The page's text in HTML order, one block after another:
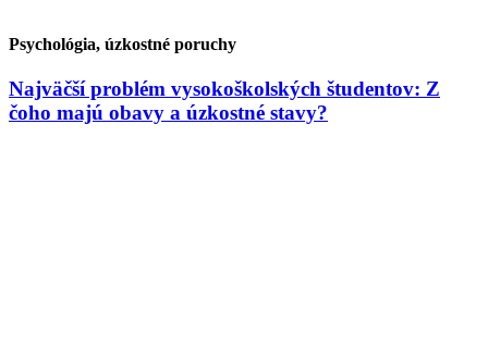
Psychológia, úzkostné poruchy
Najväčší problém vysokoškolských študentov: Z
čoho majú obavy a úzkostné stavy?